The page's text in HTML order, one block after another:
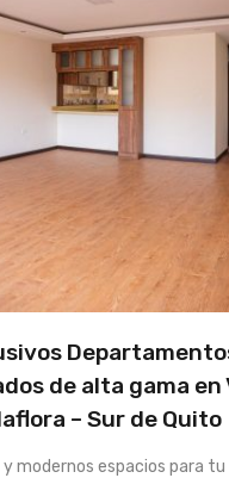
de alta gama en
– Sur de Quito
y modernos espacios para tu